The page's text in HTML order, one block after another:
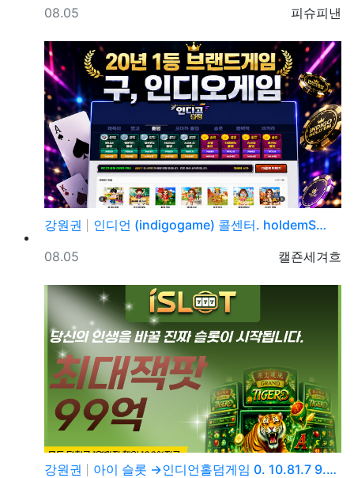
등록자
피슈피낸
등록일
08.05
강원권
인디언 (indigogame) 콜센터. holdemS…
등록자
캘죤세겨흐
등록일
08.05
강원권
아이 슬롯 →인디언홀덤게임 0. 10.81.7 9.→5…